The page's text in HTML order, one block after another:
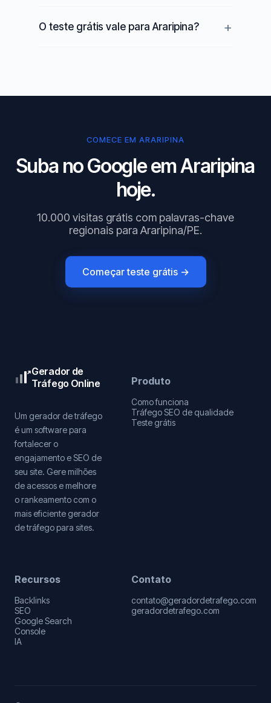
O teste grátis vale para Araripina?
COMECE EM ARARIPINA
Suba no Google em Araripina
hoje.
10.000 visitas grátis com palavras-chave
regionais para Araripina/PE.
Começar teste grátis →
Gerador de
Tráfego Online
Um gerador de tráfego
é um software para
fortalecer o
engajamento e SEO de
seu site. Gere milhões
de acessos e melhore
o rankeamento com o
mais eficiente gerador
de tráfego para sites.
Produto
Como funciona
Tráfego SEO de qualidade
Teste grátis
Recursos
Backlinks
SEO
Google Search
Console
IA
Contato
contato@geradordetrafego.com
geradordetrafego.com